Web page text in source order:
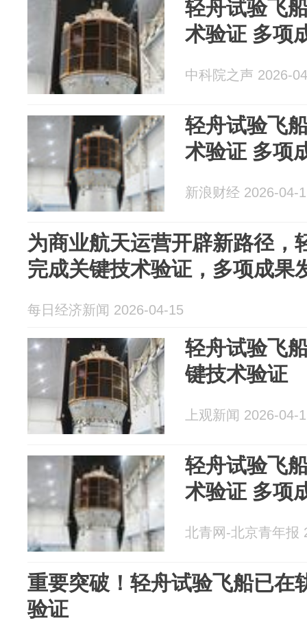
轻舟试验飞
术验证 多项
中科院之声 2026-
轻舟试验飞
术验证 多项
新浪财经 2026-04-
为商业航天运营开辟新路径，
完成关键技术验证，多项成果
每日经济新闻 2026-04-15
轻舟试验飞
键技术验证
上观新闻 2026-04-
轻舟试验飞
术验证 多项
北青网-北京青年报
重要突破！轻舟试验飞船已在
验证